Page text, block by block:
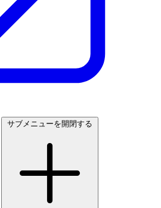
サブメニューを開閉する